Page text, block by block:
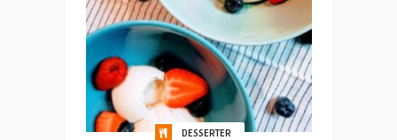
DESSERTER